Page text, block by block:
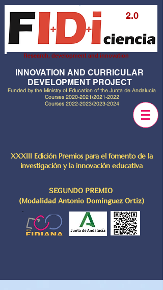
2.0
Research, development and innovation
INNOVATION AND CURRICULAR
DEVELOPMENT PROJECT
Funded by the Ministry of Education of the Junta de Andalucía
Courses 2020-2021/2021-2022
Courses 2022-2023/2023-2024
XXXIII Edición Premios para el fomento de la
investigación y la innovación educativa
SEGUNDO PREMIO
(Modalidad Antonio Domínguez Ortiz)